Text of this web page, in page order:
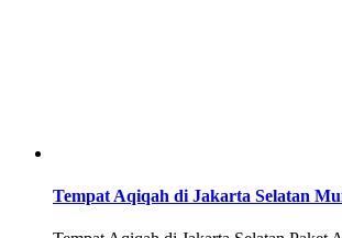
Tempat Aqiqah di Jakarta Selatan